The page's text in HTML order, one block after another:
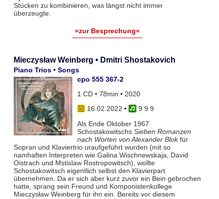
Stücken zu kombinieren, was längst nicht immer
überzeugte.
»zur Besprechung«
Mieczysław Weinberg • Dmitri Shostakovich
Piano Trios • Songs
cpo 555 367-2
1 CD • 78min • 2020
16.02.2022 •
9 9 9
Als Ende Oktober 1967
Schostakowitschs Sieben Romanzen
nach Worten von Alexander Blokfür
Sopran und Klaviertrio uraufgeführt wurden (mit so
namhaften Interpreten wie Galina Wischnewskaja, David
Oistrach und Mstislaw Rostropowitsch), wollte
Schostakowitsch eigentlich selbst den Klavierpart
übernehmen. Da er sich aber kurz zuvor ein Bein gebrochen
hatte, sprang sein Freund und Komponistenkollege
Mieczysław Weinberg für ihn ein. Bereits vor diesem